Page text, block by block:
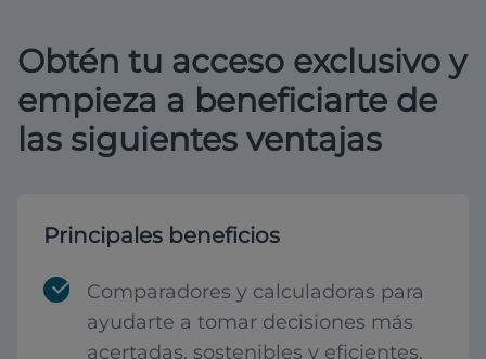
Obtén tu acceso exclusivo y
empieza a beneficiarte de
las siguientes ventajas
Principales beneficios
Comparadores y calculadoras para
ayudarte a tomar decisiones más
acertadas, sostenibles y eficientes.